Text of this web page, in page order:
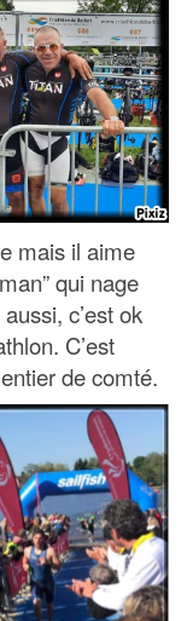
mais il aime
qui nage
c’est ok
C’est
de comté.